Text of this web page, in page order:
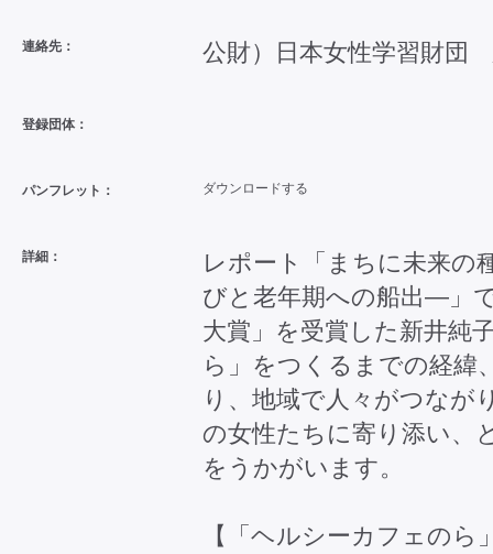
連絡先： 公財）日本女性学習財団
登録団体：
パンフレット： ダウンロードする
詳細：
レポート「まちに未来
びと老年期への船出―」
大賞」を受賞した新井純
ら」をつくるまでの経緯
り、地域で人々がつなが
の女性たちに寄り添い、
をうかがいます。
【「ヘルシーカフェのら